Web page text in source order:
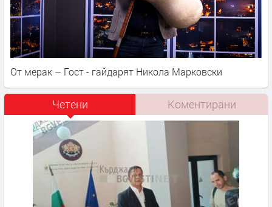
От мерак – Гост - гайдарят Никола Марковски
Четени Коментирани